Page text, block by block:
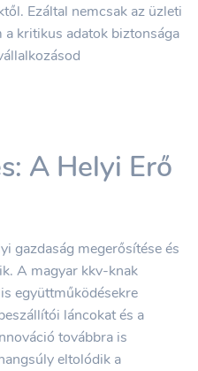
Ezáltal nemcsak az üzleti
kritikus adatok biztonsága
A Helyi Erő
gazdaság megerősítése és
A magyar kkv-knak
együttműködésekre
láncokat és a
továbbra is
eltolódik a